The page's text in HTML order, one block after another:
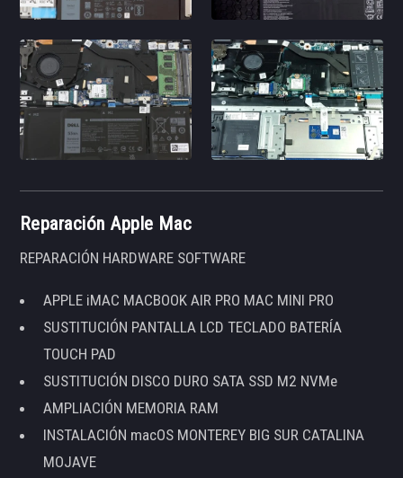
Reparación Apple Mac
REPARACIÓN HARDWARE SOFTWARE
APPLE iMAC MACBOOK AIR PRO MAC MINI PRO
SUSTITUCIÓN PANTALLA LCD TECLADO BATERÍA
TOUCH PAD
SUSTITUCIÓN DISCO DURO SATA SSD M2 NVMe
AMPLIACIÓN MEMORIA RAM
INSTALACIÓN macOS MONTEREY BIG SUR CATALINA
MOJAVE